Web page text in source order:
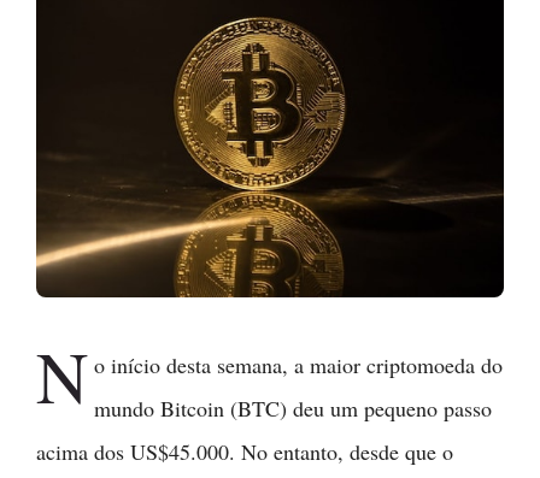
N o início desta semana, a maior criptomoeda do
mundo Bitcoin (BTC) deu um pequeno passo
acima dos US$45.000. No entanto, desde que o